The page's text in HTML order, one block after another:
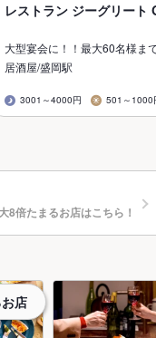
レストラン ジーグリート
大型宴会に！！最大60名様ま
居酒屋/盛岡駅
3001～4000円 501～1000
8倍たまるお店はこちら！
店